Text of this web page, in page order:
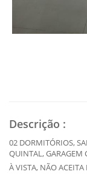
Descrição :
02 DORMITÓRIOS,
QUINTAL, GARAGEM
À VISTA, NÃO